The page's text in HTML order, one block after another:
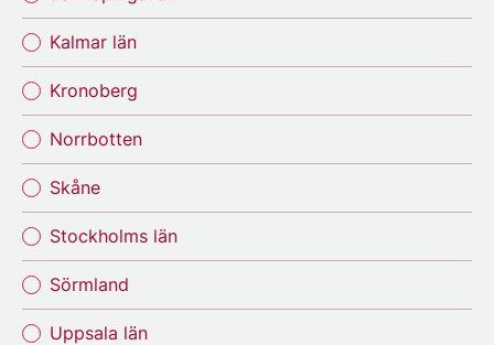
Kalmar län
Kronoberg
Norrbotten
Skåne
Stockholms län
Sörmland
Uppsala län